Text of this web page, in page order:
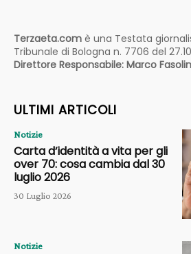
Terzaeta.com è una Testata
Tribunale di Bologna n. 7706 del
Direttore Responsabile: Marco
ULTIMI ARTICOLI
Notizie
Carta d’identità a vita per gli
over 70: cosa cambia dal 30
luglio 2026
30 Luglio 2026
Notizie